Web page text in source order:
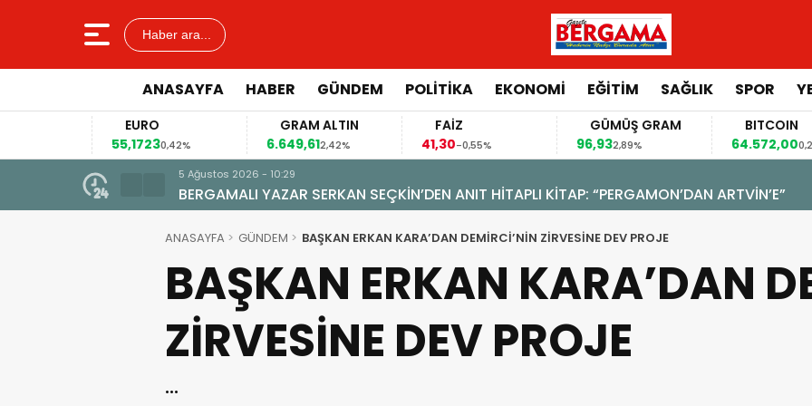
Haber ara...
ANASAYFA HABER GÜNDEM POLİTİKA EKONOMİ EĞİTİM SAĞLIK SPOR
EURO
55,17230,42%
GRAM ALTIN
6.649,612,42%
FAİZ
41,30-0,55%
GÜMÜŞ GRAM
96,932,89%
BITCOIN
64.572,000,28%
5 Ağustos 2026 - 10:29
BERGAMALI YAZAR SERKAN SEÇKİN’DEN ANIT HİTAPLI KİTAP: “PERGAMON’DAN ARTVİN’E”
ANASAYFA GÜNDEM BAŞKAN ERKAN KARA’DAN DEMİRCİ’NİN ZİRVESİNE DEV PROJE
BAŞKAN ERKAN KARA’DAN
ZİRVESİNE DEV PROJE
…